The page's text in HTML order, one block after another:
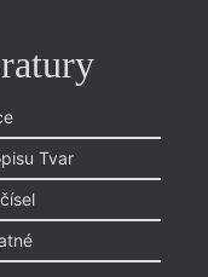
Tvar